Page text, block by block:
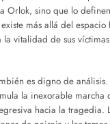
Orlok, sino que lo
más allá del espacio
vitalidad de sus
es digno de análisis.
la inexorable marcha
hacia la tragedia.